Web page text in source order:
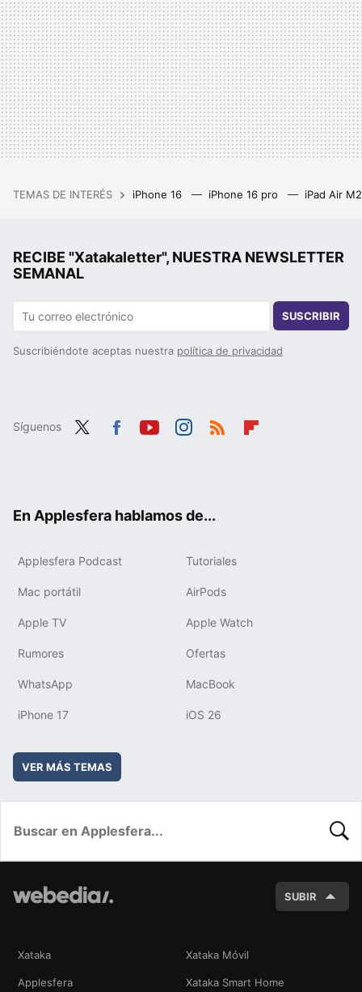
TEMAS DE INTERÉS iPhone 16 iPhone 16 pro iPad Air
RECIBE "Xatakaletter", NUESTRA NEWSLETTER
SEMANAL
SUSCRIBIR
Suscribiéndote aceptas nuestra política de privacidad
Síguenos
En Applesfera hablamos de...
Applesfera Podcast Tutoriales
Mac portátil AirPods
Apple TV Apple Watch
Rumores Ofertas
WhatsApp MacBook
iPhone 17 iOS 26
VER MÁS TEMAS
SUBIR
Xataka Xataka Móvil
Applesfera Xataka Smart Home